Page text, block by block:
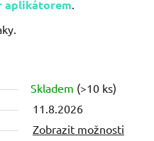
aplikátorem
Skladem (>10 ks)
11.8.2026
Zobrazit možnosti